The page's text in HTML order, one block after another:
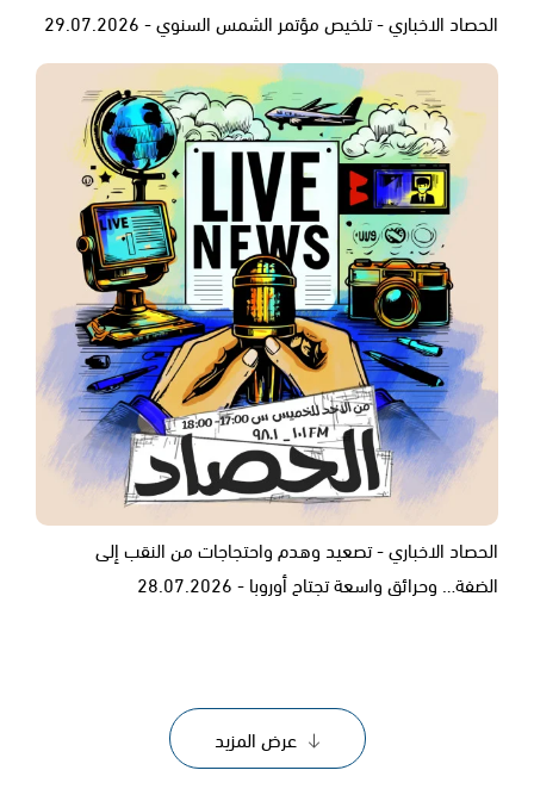
الحصاد الاخباري - تلخيص مؤتمر الشمس السنوي - 29.07.2026
الحصاد الاخباري - تصعيد وهدم واحتجاجات من النقب إلى
الضفة… وحرائق واسعة تجتاح أوروبا - 28.07.2026
عرض المزيد